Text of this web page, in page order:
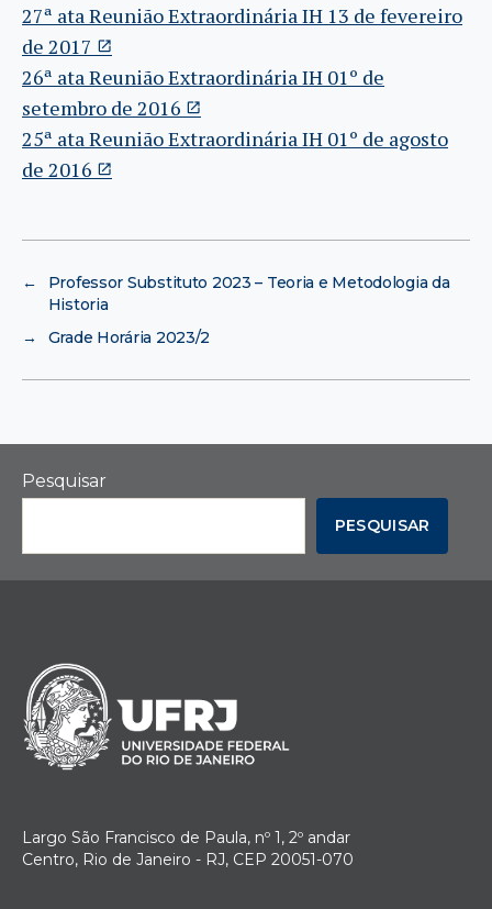
27ª ata Reunião Extraordinária IH 13 de fevereiro
de 2017
26ª ata Reunião Extraordinária IH 01º de
setembro de 2016
25ª ata Reunião Extraordinária IH 01º de agosto
de 2016
←
Professor Substituto 2023 – Teoria e Metodologia da
Historia
→
Grade Horária 2023/2
Pesquisar
PESQUISAR
Largo São Francisco de Paula, nº 1, 2º andar
Centro, Rio de Janeiro - RJ, CEP 20051-070